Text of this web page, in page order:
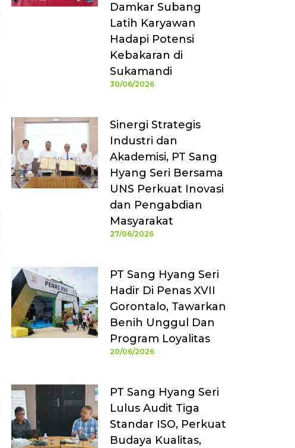
Damkar Subang
Latih Karyawan
Hadapi Potensi
Kebakaran di
Sukamandi
30/06/2026
Sinergi Strategis
Industri dan
Akademisi, PT Sang
Hyang Seri Bersama
UNS Perkuat Inovasi
dan Pengabdian
Masyarakat
27/06/2026
PT Sang Hyang Seri
Hadir Di Penas XVII
Gorontalo, Tawarkan
Benih Unggul Dan
Program Loyalitas
20/06/2026
PT Sang Hyang Seri
Lulus Audit Tiga
Standar ISO, Perkuat
Budaya Kualitas,